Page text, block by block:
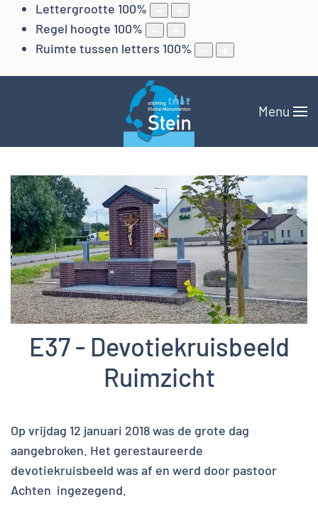
Lettergrootte 100%
Regel hoogte 100%
Ruimte tussen letters 100%
Menu
E37 - Devotiekruisbeeld
Ruimzicht
Op vrijdag 12 januari 2018 was de grote dag
aangebroken. Het gerestaureerde
devotiekruisbeeld was af en werd door pastoor
Achten ingezegend.